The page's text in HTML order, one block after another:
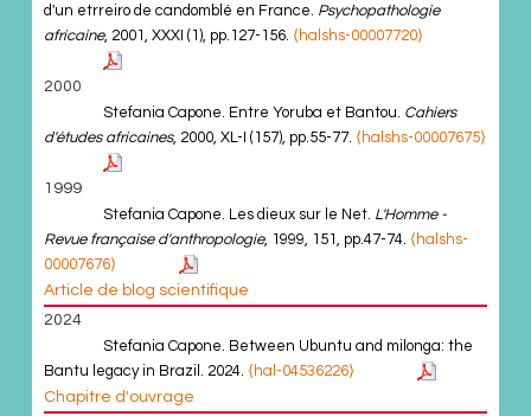
d'un etrreiro de candomblé en France. Psychopathologie
africaine, 2001, XXXI (1), pp.127-156. ⟨halshs-00007720⟩
2000
Stefania Capone. Entre Yoruba et Bantou. Cahiers
d'études africaines, 2000, XL-I (157), pp.55-77. ⟨halshs-00007675⟩
1999
Stefania Capone. Les dieux sur le Net. L'Homme -
Revue française d'anthropologie, 1999, 151, pp.47-74. ⟨halshs-
00007676⟩
Article de blog scientifique
2024
Stefania Capone. Between Ubuntu and milonga: the
Bantu legacy in Brazil. 2024. ⟨hal-04536226⟩
Chapitre d'ouvrage